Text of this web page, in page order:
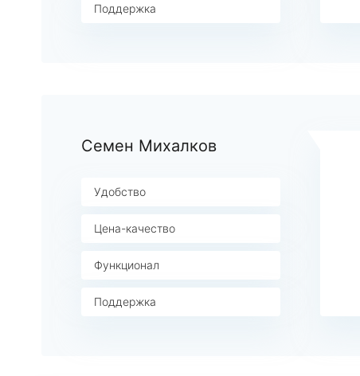
Поддержка
Семен Михалков
Удобство
Цена-качество
Функционал
Поддержка